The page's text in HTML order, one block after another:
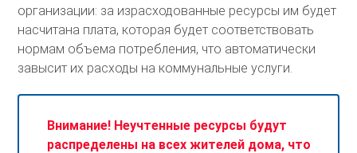
организации: за израсходованные ресурсы им будет
насчитана плата, которая будет соответствовать
нормам объема потребления, что автоматически
завысит их расходы на коммунальные услуги.
Внимание! Неучтенные ресурсы будут
распределены на всех жителей дома, что